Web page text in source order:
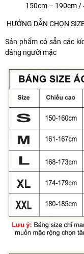
150cm – 190cm /
HƯỚNG DẪN CHỌN
Sản phẩm có sẵn các
dáng người mặc